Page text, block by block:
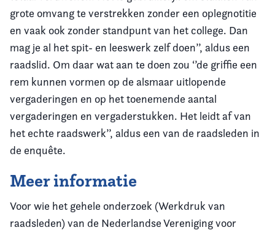
grote omvang te verstrekken zonder een oplegnotitie
en vaak ook zonder standpunt van het college. Dan
mag je al het spit- en leeswerk zelf doen’’, aldus een
raadslid. Om daar wat aan te doen zou ‘’de griffie een
rem kunnen vormen op de alsmaar uitlopende
vergaderingen en op het toenemende aantal
vergaderingen en vergaderstukken. Het leidt af van
het echte raadswerk’’, aldus een van de raadsleden in
de enquête.
Meer informatie
Voor wie het gehele onderzoek (Werkdruk van
raadsleden) van de Nederlandse Vereniging voor